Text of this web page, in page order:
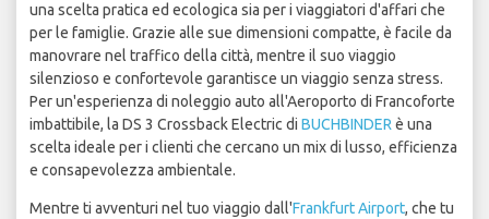
una scelta pratica ed ecologica sia per i viaggiatori d'affari che
per le famiglie. Grazie alle sue dimensioni compatte, è facile da
manovrare nel traffico della città, mentre il suo viaggio
silenzioso e confortevole garantisce un viaggio senza stress.
Per un'esperienza di noleggio auto all'Aeroporto di Francoforte
imbattibile, la DS 3 Crossback Electric di BUCHBINDER è una
scelta ideale per i clienti che cercano un mix di lusso, efficienza
e consapevolezza ambientale.
Mentre ti avventuri nel tuo viaggio dall'Frankfurt Airport, che tu